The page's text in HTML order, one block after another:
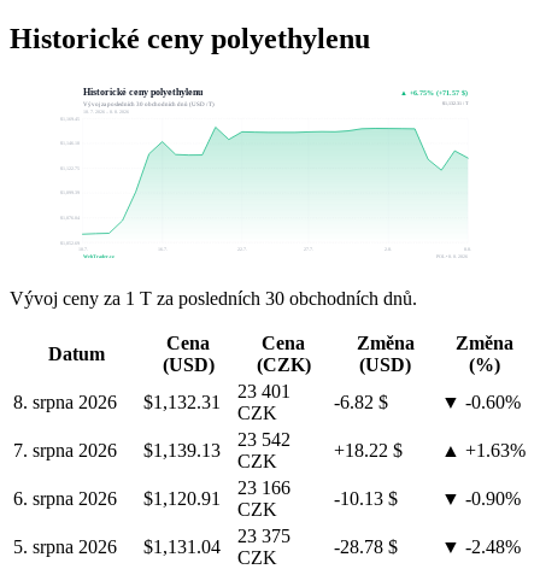
Historické ceny polyethylenu
Historické ceny polyethylenu
Vývoj za posledních 30 obchodních dnů (USD / T)
10. 7. 2026 – 8. 8. 2026
▲ +6.75% (+71.57 $)
$1,132.31 / T
$1,076.04
$1,122.75
$1,146.10
$1,169.45
10.7. 16.7. 22.7. 27.7.
WebTrader.cz POL • 8. 8. 2026
Vývoj ceny za 1 T za posledních 30 obchodních dnů.
Datum
Cena
(USD)
Cena
(CZK)
Změna
(USD)
Změna
(%)
8. srpna 2026
$1,132.31
23 401
CZK
-6.82 $ ▼ -0.60%
7. srpna 2026 $1,139.13
23 542
CZK
+18.22 $ ▲ +1.63%
6. srpna 2026 $1,120.91
23 166
CZK
-10.13 $ ▼ -0.90%
5. srpna 2026 $1,131.04
23 375
CZK
-28.78 $ ▼ -2.48%